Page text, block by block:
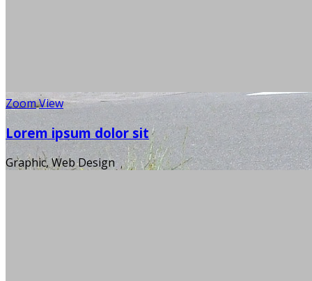
ZoomView
Lorem ipsum dolor sit
Graphic, Web Design